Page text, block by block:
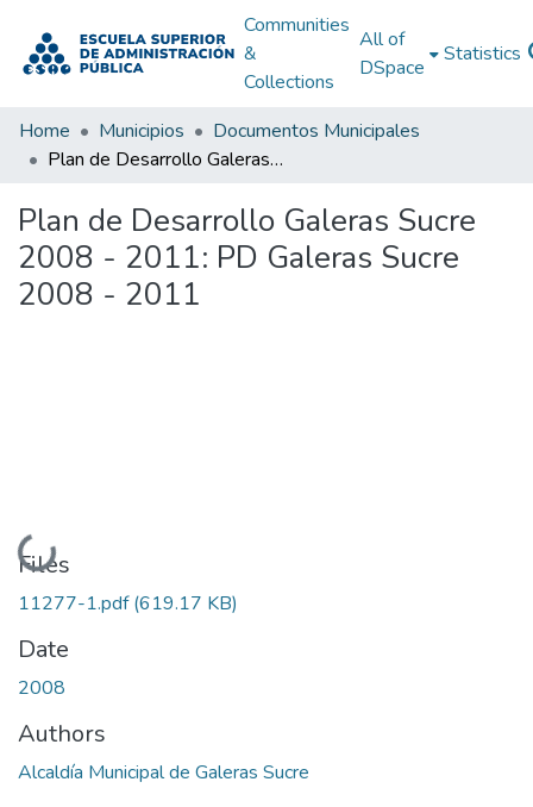
Communities
&
Collections
All of
DSpace
Statistics
Home Municipios
Documentos Municipales
Plan de Desarrollo Galeras Sucre 2008 - 2011: PD Galeras Sucre 2008 - 2011
Plan de Desarrollo Galeras Sucre
2008 - 2011: PD Galeras Sucre
2008 - 2011
Loading...
Files
11277-1.pdf(619.17 KB)
Date
2008
Authors
Alcaldía Municipal de Galeras Sucre